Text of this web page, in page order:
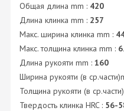
Общая длина mm : 420
Длина клинка mm : 257
Макс. ширина клинка mm :
Макс. толщина клинка mm :
Длина рукояти mm : 160
Ширина рукояти (в
Толщина рукояти (в
Твердость клинка HRC : 56-